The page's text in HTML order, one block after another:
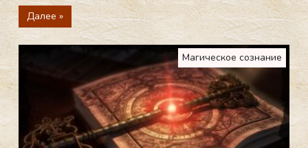
Далее »
Магическое сознание